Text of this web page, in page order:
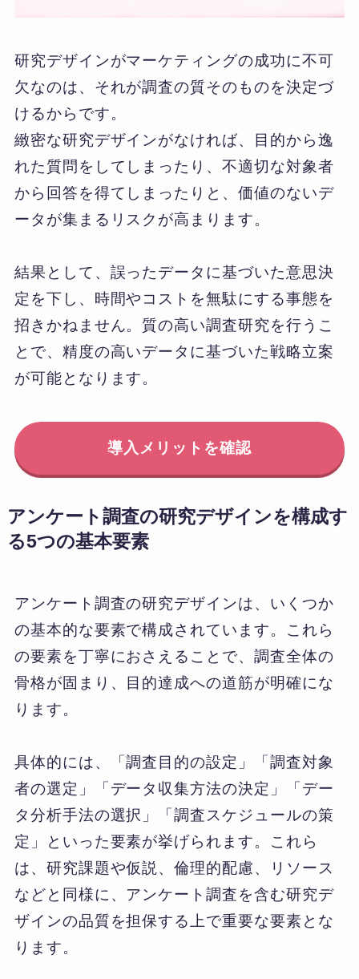
研究デザインがマーケティングの成功に不可
欠なのは、それが調査の質そのものを決定づ
けるからです。
緻密な研究デザインがなければ、目的から逸
れた質問をしてしまったり、不適切な対象者
から回答を得てしまったりと、価値のないデ
ータが集まるリスクが高まります。
結果として、誤ったデータに基づいた意思決
定を下し、時間やコストを無駄にする事態を
招きかねません。質の高い調査研究を行うこ
とで、精度の高いデータに基づいた戦略立案
が可能となります。
導入メリットを確認
アンケート調査の研究デザインを構成す
る5つの基本要素
アンケート調査の研究デザインは、いくつか
の基本的な要素で構成されています。これら
の要素を丁寧におさえることで、調査全体の
骨格が固まり、目的達成への道筋が明確にな
ります。
具体的には、「調査目的の設定」「調査対象
者の選定」「データ収集方法の決定」「デー
タ分析手法の選択」「調査スケジュールの策
定」といった要素が挙げられます。これら
は、研究課題や仮説、倫理的配慮、リソース
などと同様に、アンケート調査を含む研究デ
ザインの品質を担保する上で重要な要素とな
ります。